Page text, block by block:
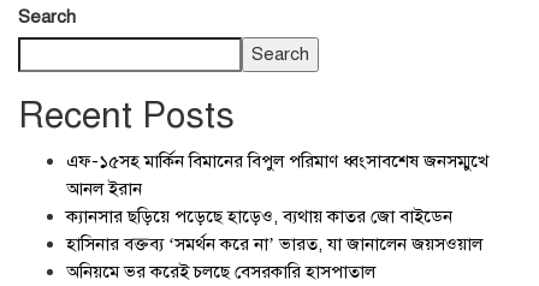
Search
Search
Recent Posts
এফ-১৫সহ মার্কিন বিমানের বিপুল পরিমাণ ধ্বংসাবশেষ জনসম্মুখে
আনল ইরান
ক্যানসার ছড়িয়ে পড়েছে হাড়েও, ব্যথায় কাতর জো বাইডেন
হাসিনার বক্তব্য ‘সমর্থন করে না’ ভারত, যা জানালেন জয়সওয়াল
অনিয়মে ভর করেই চলছে বেসরকারি হাসপাতাল